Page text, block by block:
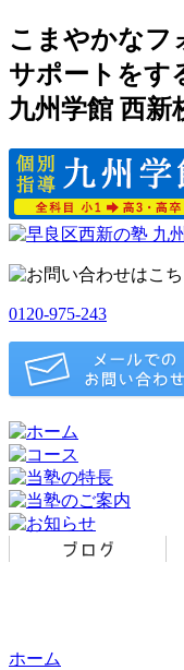
こまやかなフ
サポートをす
九州学館 西新
0120-975-243
ホーム